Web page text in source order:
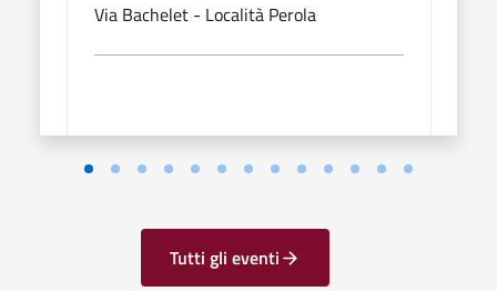
Via Bachelet - Località Perola
Tutti gli eventi